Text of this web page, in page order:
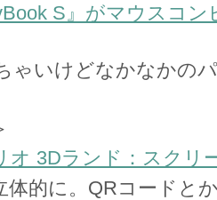
S』がマウスコン
ゃいけどなかなかの
オ 3Dランド：スクリ
体的に。QRコードと